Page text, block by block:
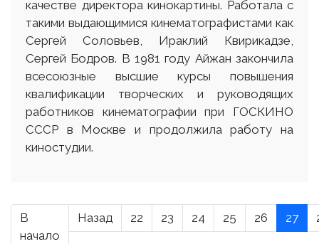
качестве директора кинокартины. Работала с
такими выдающимися кинематографистами как
Сергей Соловьев, Ираклий Квирикадзе,
Сергей Бодров. В 1981 году Айжан закончила
всесоюзные высшие курсы повышения
квалификации творческих и руководящих
работников кинематографии при ГОСКИНО
СССР в Москве и продолжила работу на
киностудии.
В
начало
Назад 22 23 24 25 26 27